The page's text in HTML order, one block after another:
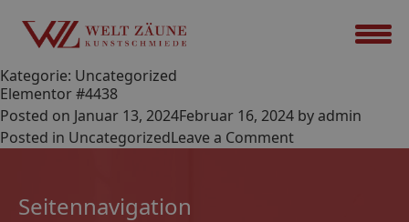
Kategorie: Uncategorized
Elementor #4438
Posted on Januar 13, 2024Februar 16, 2024 by admin
Posted in UncategorizedLeave a Comment
Seitennavigation